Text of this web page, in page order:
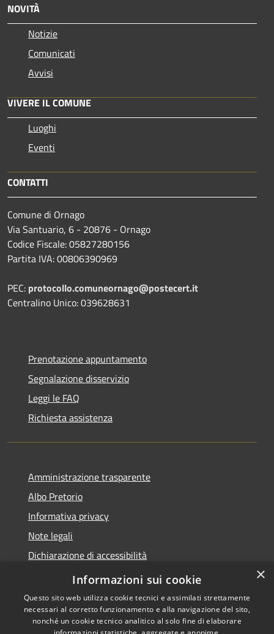
NOVITÀ
Notizie
Comunicati
Avvisi
VIVERE IL COMUNE
Luoghi
Eventi
CONTATTI
Comune di Ornago
Via Santuario, 6 - 20876 - Ornago
Codice Fiscale: 05827280156
Partita IVA: 00806390969
PEC: protocollo.comuneornago@postecert.it
Centralino Unico: 039628631
Prenotazione appuntamento
Segnalazione disservizio
Leggi le FAQ
Richiesta assistenza
Amministrazione trasparente
Albo Pretorio
Informativa privacy
Note legali
Dichiarazione di accessibilità
Obiettivi di accessibilità
×
Informazioni sui cookie
Questo sito web utilizza cookie tecnici e assimilati strettamente
necessari al corretto funzionamento e alla navigazione del sito,
nonché un cookie tecnico analitico al solo fine di elaborare